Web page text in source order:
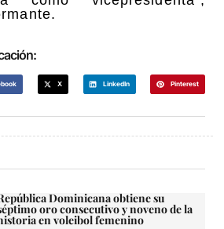
X LinkedIn Pinterest
Dominicana obtiene su
oro consecutivo y noveno de la
en voleibol femenino